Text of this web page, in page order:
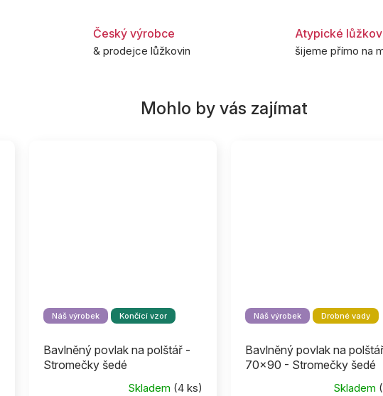
Český výrobce
& prodejce lůžkovin
Atypické
šijeme přímo na
Náš výrobek Končící vzor
Bavlněný povlak na polštář -
Stromečky šedé
Skladem (4 ks)
Náš výrobek Drobné vady
Bavlněný povlak na
70x90 - Stromečky šedé
Skladem